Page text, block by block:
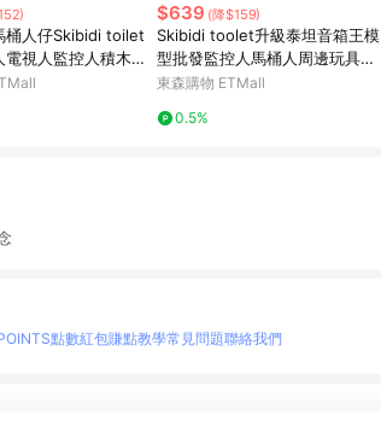
桶人仔Skibidi toilet
電視人監控人積木玩
$639 (降$159)
Skibidi toolet升級泰坦音箱王模
型批發監控人馬桶人周邊玩具積
木
東森購物 ETMall
0.5%
點數紅包賺點教學常見問題聯絡我們